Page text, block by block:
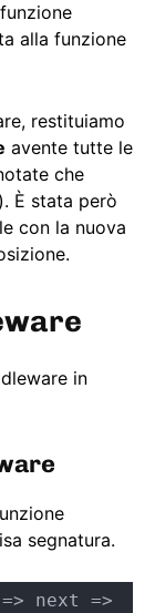
alla funzione
restituiamo
avente tutte le
che
È stata però
con la nuova
in
segnatura.
next =>